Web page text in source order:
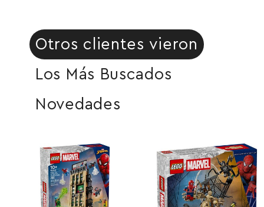
Otros clientes vieron
Los Más Buscados
Novedades